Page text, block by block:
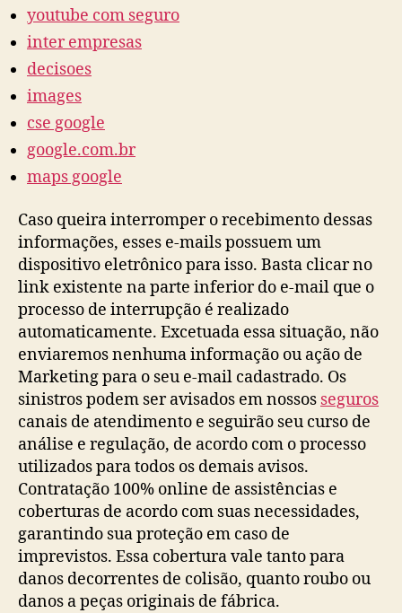
youtube com seguro
inter empresas
decisoes
images
cse google
google.com.br
maps google
Caso queira interromper o recebimento dessas
informações, esses e-mails possuem um
dispositivo eletrônico para isso. Basta clicar no
link existente na parte inferior do e-mail que o
processo de interrupção é realizado
automaticamente. Excetuada essa situação, não
enviaremos nenhuma informação ou ação de
Marketing para o seu e-mail cadastrado. Os
sinistros podem ser avisados em nossos seguros
canais de atendimento e seguirão seu curso de
análise e regulação, de acordo com o processo
utilizados para todos os demais avisos.
Contratação 100% online de assistências e
coberturas de acordo com suas necessidades,
garantindo sua proteção em caso de
imprevistos. Essa cobertura vale tanto para
danos decorrentes de colisão, quanto roubo ou
danos a peças originais de fábrica.